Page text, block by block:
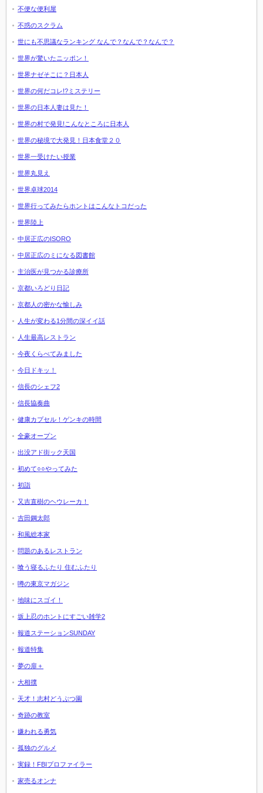
不便な便利屋
不惑のスクラム
世にも不思議なランキング なんで？なんで？なんで？
世界が驚いたニッポン！
世界ナゼそこに？日本人
世界の何だコレ!?ミステリー
世界の日本人妻は見た！
世界の村で発見!こんなところに日本人
世界の秘境で大発見！日本食堂２０
世界一受けたい授業
世界丸見え
世界卓球2014
世界行ってみたらホントはこんなトコだった
世界陸上
中居正広のISORO
中居正広のミになる図書館
主治医が見つかる診療所
京都いろどり日記
京都人の密かな愉しみ
人生が変わる1分間の深イイ話
人生最高レストラン
今夜くらべてみました
今日ドキッ！
信長のシェフ2
信長協奏曲
健康カプセル！ゲンキの時間
全豪オープン
出没アド街ック天国
初めて○○やってみた
初詣
又吉直樹のヘウレーカ！
吉田鋼太郎
和風総本家
問題のあるレストラン
喰う寝るふたり 住むふたり
噂の東京マガジン
地味にスゴイ！
坂上忍のホントにすごい雑学2
報道ステーションSUNDAY
報道特集
夢の扉＋
大相撲
天才！志村どうぶつ園
奇跡の教室
嫌われる勇気
孤独のグルメ
実録！FBIプロファイラー
家売るオンナ